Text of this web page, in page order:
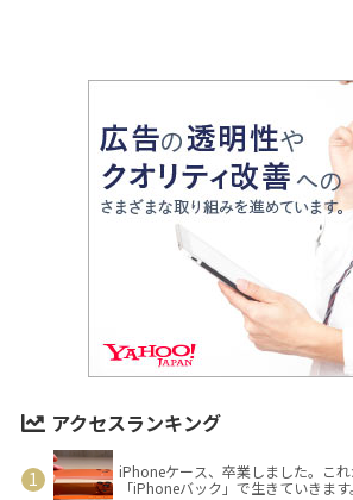
アクセスランキング
iPhoneケース、卒業しました。こ
「iPhoneバック」で生きていきます。